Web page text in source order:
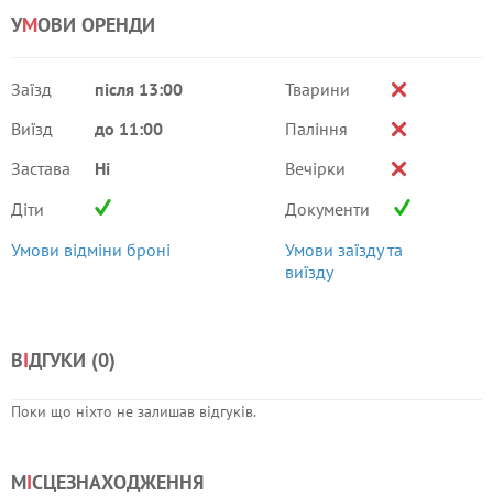
УМОВИ ОРЕНДИ
Заїзд
після 13:00
Виїзд
до 11:00
Застава
Ні
Діти
Умови відміни броні
Тварини
Паління
Вечірки
Документи
Умови заїзду та
виїзду
ВІДГУКИ (0)
Поки що ніхто не залишав відгуків.
МІСЦЕЗНАХОДЖЕННЯ